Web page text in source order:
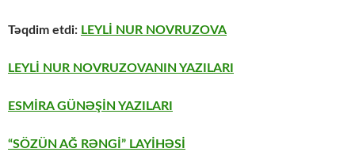
Təqdim etdi: LEYLİ NUR NOVRUZOVA
LEYLİ NUR NOVRUZOVANIN YAZILARI
ESMİRA GÜNƏŞİN YAZILARI
“SÖZÜN AĞ RƏNGİ” LAYİHƏSİ